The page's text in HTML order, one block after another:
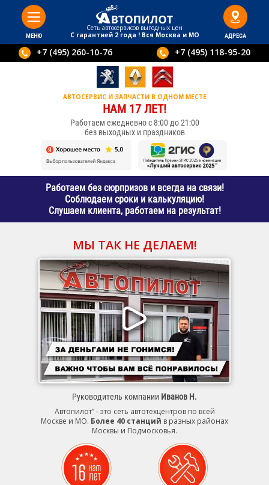
МЕНЮ
Сеть автосервисов выгодныx цен
С гарантией 2 года ! Вся Москва и МО
АДРЕСА
+7 (495) 260-10-76 +7 (495) 118-95-20
АВТОСЕРВИС И ЗАПЧАСТИ В ОДНОМ МЕСТЕ
НАМ 17 ЛЕТ!
Работаем ежедневно с 8:00 до 21:00
без выходных и праздников
Работаем без сюрпризов и всегда на связи!
Соблюдаем сроки и калькуляцию!
Слушаем клиента, работаем на результат!
МЫ ТАК НЕ ДЕЛАЕМ!
Руководитель компании Иванов Н.
Автопилот” - это сеть автотехцентров по всей
Москве и МО. Более 40 станций в разных районах
Москвы и Подмосковья.